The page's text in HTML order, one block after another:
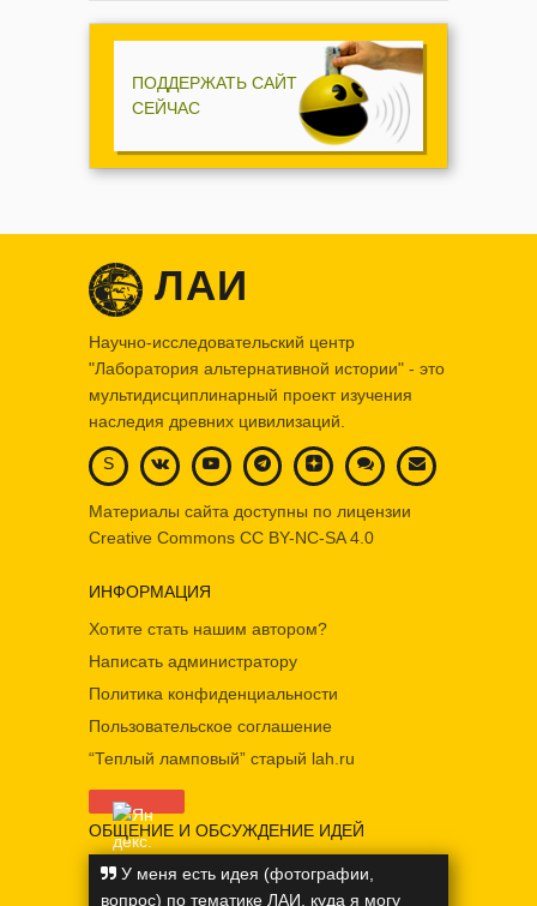
ПОДДЕРЖАТЬ САЙТ
СЕЙЧАС
ЛАИ
Научно-исследовательский центр
"Лаборатория альтернативной истории" - это
мультидисциплинарный проект изучения
наследия древних цивилизаций.
S
Материалы сайта доступны по лицензии
Creative Commons CC BY-NC-SA 4.0
ИНФОРМАЦИЯ
Хотите стать нашим автором?
Написать администратору
Политика конфиденциальности
Пользовательское соглашение
“Теплый ламповый” старый lah.ru
ОБЩЕНИЕ И ОБСУЖДЕНИЕ ИДЕЙ
У меня есть идея (фотографии,
вопрос) по тематике ЛАИ, куда я могу